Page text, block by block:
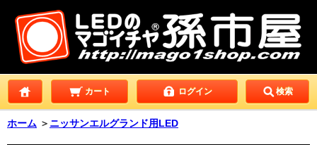
カート ログイン 検索
ホーム ＞ ニッサンエルグランド用LED